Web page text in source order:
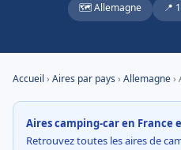
🗺️ Allemagne 📍
Accueil › Aires par pays› Allemagne›
Aires camping-car en France
Retrouvez toutes les aires de